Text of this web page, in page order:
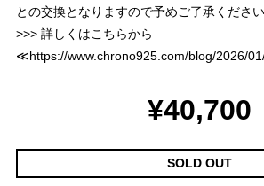
との交換となりますので予めご了承ください
>>> 詳しくはこちらから
≪https://www.chrono925.com/blog/2026/
¥40,700
SOLD OUT